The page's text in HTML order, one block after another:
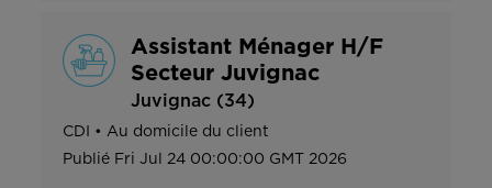
Assistant Ménager H/F
Secteur Juvignac
Juvignac (34)
CDI • Au domicile du client
Publié Fri Jul 24 00:00:00 GMT 2026